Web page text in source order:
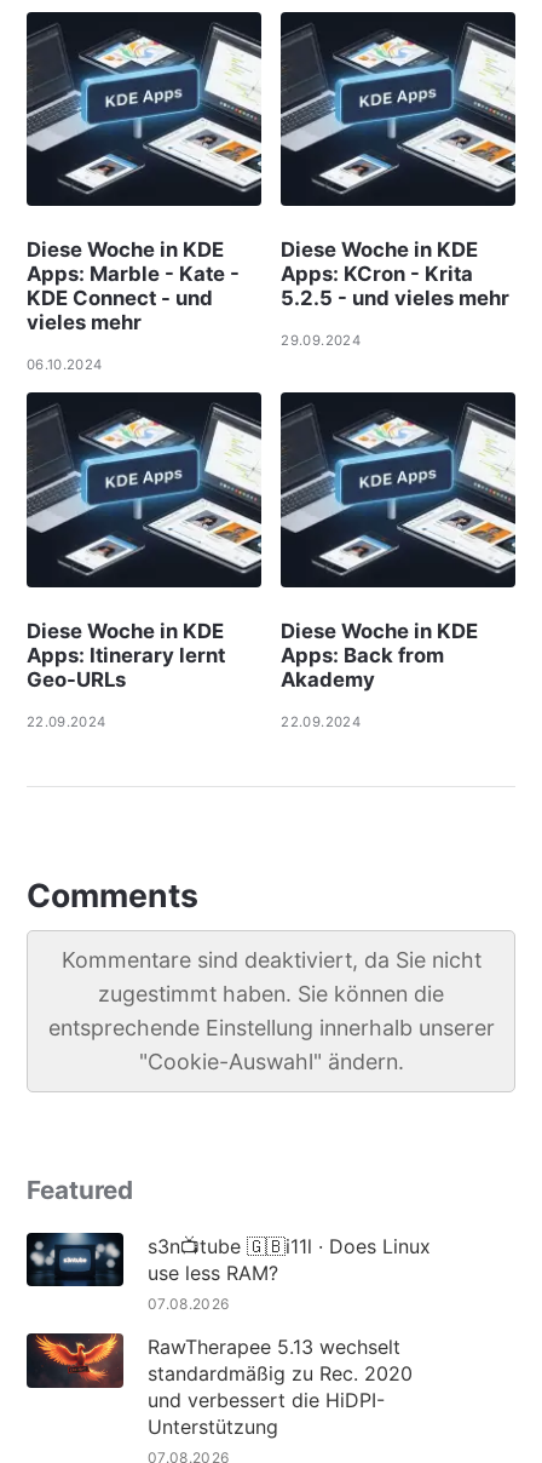
Diese Woche in KDE
Apps: Marble - Kate -
KDE Connect - und
vieles mehr
06.10.2024
Diese Woche in KDE
Apps: KCron - Krita
5.2.5 - und vieles mehr
29.09.2024
Diese Woche in KDE
Apps: Itinerary lernt
Geo-URLs
22.09.2024
Diese Woche in KDE
Apps: Back from
Akademy
22.09.2024
Comments
Kommentare sind deaktiviert, da Sie nicht
zugestimmt haben. Sie können die
entsprechende Einstellung innerhalb unserer
"Cookie-Auswahl" ändern.
Featured
s3n📺tube 🇬🇧i11l · Does Linux
use less RAM?
07.08.2026
RawTherapee 5.13 wechselt
standardmäßig zu Rec. 2020
und verbessert die HiDPI-
Unterstützung
07.08.2026